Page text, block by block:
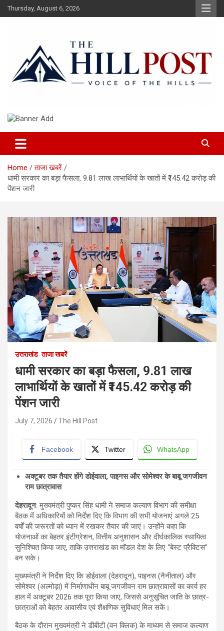
Skip
to
Thursday, August 6, 2026
The Hillpost
Home
ताजा खबरें
धामी सरकार का बड़ा फैसला, 9.81 लाख लाभार्थियों के खातों में ₹145.42 करोड़ की
पेंशन जारी
उत्तराखंड ताजा खबरें
धामी सरकार का बड़ा फैसला, 9.81 लाख
लाभार्थियों के खातों में ₹145.42 करोड़ की
पेंशन जारी
July 7, 2026 The Hill Post
Facebook Twitter WhatsApp
अक्टूबर तक तैयार होंगे डोईवाला, पाइनस और सोमेश्वर के बाबू जगजीवन
राम छात्रावास
देहरादून: मुख्यमंत्री पुष्कर सिंह धामी ने समाज कल्याण विभाग की समीक्षा
बैठक में अधिकारियों को निर्देश दिए कि विभाग की सभी योजनाएं अगले 25
वर्षों की जरूरतों को ध्यान में रखकर तैयार की जाएं। उन्होंने कहा कि
योजनाओं का बेहतर इंटीग्रेशन, वित्तीय अनुशासन और दीर्घकालिक स्थायित्व
सुनिश्चित किया जाए, ताकि उत्तराखंड का मॉडल देश के लिए “बेस्ट प्रैक्टिस”
बन सके।
मुख्यमंत्री ने निर्देश दिए कि डोईवाला (देहरादून), पाइनस (नैनीताल) और
सोमेश्वर (अल्मोड़ा) में निर्माणाधीन बाबू जगजीवन राम छात्रावासों का कार्य हर
हाल में अक्टूबर 2026 तक पूरा किया जाए, जिससे अनुसूचित जाति के छात्र-
छात्राओं को बेहतर आवासीय एवं शैक्षणिक सुविधाएं मिल सकें।
बैठक के दौरान मुख्यमंत्री ने डीबीटी (वन क्लिक) के माध्यम से समाज कल्याण